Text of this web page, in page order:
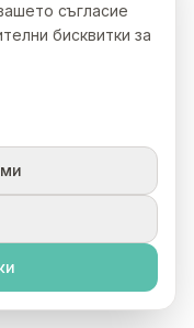
съгласие
бисквитки за